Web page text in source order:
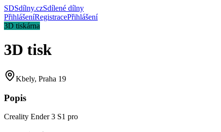
SDSdílny.czSdílené dílny
PřihlášeníRegistracePřihlášení
3D tiskárna
3D tisk
Kbely, Praha 19
Popis
Creality Ender 3 S1 pro